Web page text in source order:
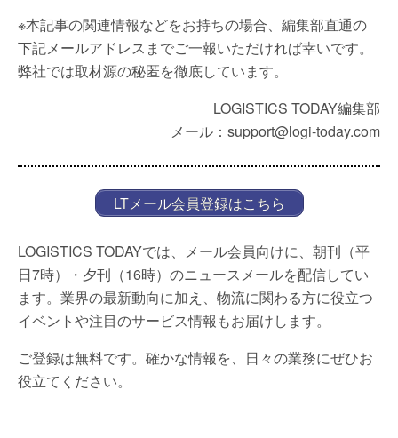
※本記事の関連情報などをお持ちの場合、編集部直通の
下記メールアドレスまでご一報いただければ幸いです。
弊社では取材源の秘匿を徹底しています。
LOGISTICS TODAY編集部
メール：support@logi-today.com
LTメール会員登録はこちら
LOGISTICS TODAYでは、メール会員向けに、朝刊（平
日7時）・夕刊（16時）のニュースメールを配信してい
ます。業界の最新動向に加え、物流に関わる方に役立つ
イベントや注目のサービス情報もお届けします。
ご登録は無料です。確かな情報を、日々の業務にぜひお
役立てください。